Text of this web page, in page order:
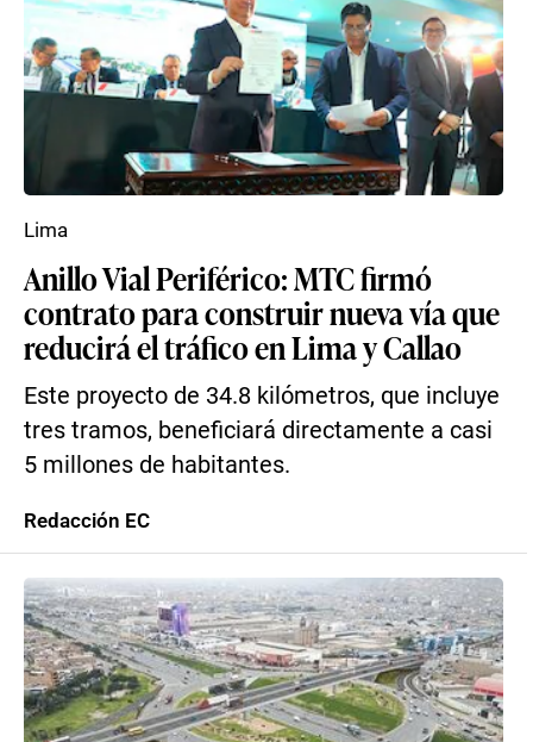
Anillo Vial Periférico: MTC firmó
contrato para construir nueva vía que
reducirá el tráfico en Lima y Callao
Este proyecto de 34.8 kilómetros, que incluye
tres tramos, beneficiará directamente a casi
5 millones de habitantes.
Lima
Redacción EC